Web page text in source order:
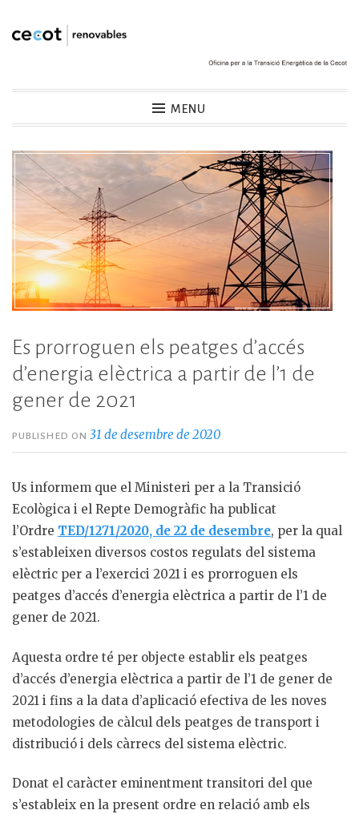
Skip
Cecot Renovables
MENU
Es prorroguen els peatges d’accés
d’energia elèctrica a partir de l’1 de
gener de 2021
PUBLISHED ON31 de desembre de 2020
Us informem que el Ministeri per a la Transició
Ecològica i el Repte Demogràfic ha publicat
l’Ordre TED/1271/2020, de 22 de desembre, per la qual
s’estableixen diversos costos regulats del sistema
elèctric per a l’exercici 2021 i es prorroguen els
peatges d’accés d’energia elèctrica a partir de l’1 de
gener de 2021.
Aquesta ordre té per objecte establir els peatges
d’accés d’energia elèctrica a partir de l’1 de gener de
2021 i fins a la data d’aplicació efectiva de les noves
metodologies de càlcul dels peatges de transport i
distribució i dels càrrecs del sistema elèctric.
Donat el caràcter eminentment transitori del que
s’estableix en la present ordre en relació amb els